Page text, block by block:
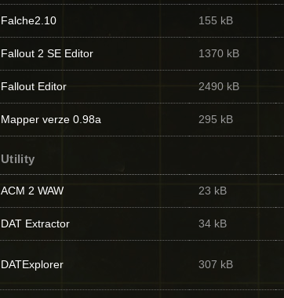
Falche2.10 155 kB
Fallout 2 SE Editor 1370 kB
Fallout Editor 2490 kB
Mapper verze 0.98a 295 kB
Utility
ACM 2 WAW 23 kB
DAT Extractor 34 kB
DATExplorer 307 kB